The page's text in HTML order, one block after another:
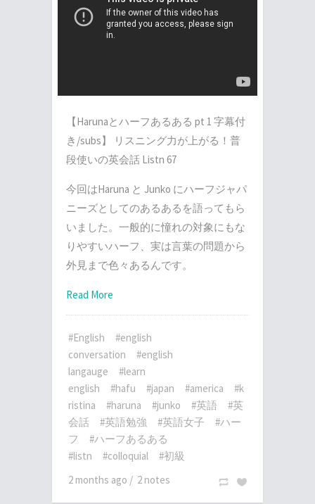
【Harunaとハーフあるある pt 1 字幕付
き/subs】 リスニング力が上がる！普
段使いの英会話 Listn 67
今回はHaruna と Junko にハーフジャパ
ニーズとしてのあるあるを語ってもら
いました。一般的に憧れの対象にもな
りやすいハーフ、実は言葉の問題から
外見まで色々あるんです。
Read More
#English
#english
conversation
#english
langauge
#learn
english
#hafu #japan #america
#k
ristina
#haruna #junko #英語
#英
会話
#英語勉強 #英語女子
#ハー
フ
#ハーフあるある
#listn
#colloquial
#初級
2 months ago / 2 notes